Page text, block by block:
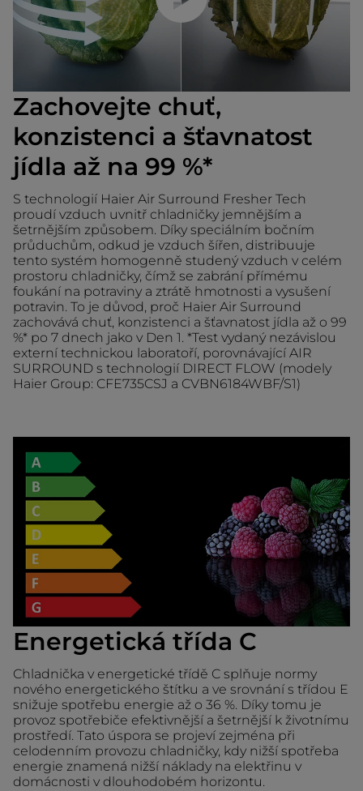
Zachovejte chuť,
konzistenci a šťavnatost
jídla až na 99 %*
S technologií Haier Air Surround Fresher Tech
proudí vzduch uvnitř chladničky jemnějším a
šetrnějším způsobem. Díky speciálním bočním
průduchům, odkud je vzduch šířen, distribuuje
tento systém homogenně studený vzduch v celém
prostoru chladničky, čímž se zabrání přímému
foukání na potraviny a ztrátě hmotnosti a vysušení
potravin. To je důvod, proč Haier Air Surround
zachovává chuť, konzistenci a šťavnatost jídla až o 99
%* po 7 dnech jako v Den 1. *Test vydaný nezávislou
externí technickou laboratoří, porovnávající AIR
SURROUND s technologií DIRECT FLOW (modely
Haier Group: CFE735CSJ a CVBN6184WBF/S1)
Energetická třída C
Chladnička v energetické třídě C splňuje normy
nového energetického štítku a ve srovnání s třídou E
snižuje spotřebu energie až o 36 %. Díky tomu je
provoz spotřebiče efektivnější a šetrnější k životnímu
prostředí. Tato úspora se projeví zejména při
celodenním provozu chladničky, kdy nižší spotřeba
energie znamená nižší náklady na elektřinu v
domácnosti v dlouhodobém horizontu.